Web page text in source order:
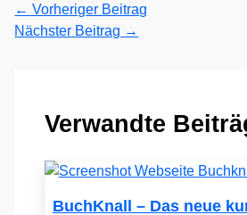
← Vorheriger Beitrag
Nächster Beitrag →
Verwandte
BuchKnall – Das neue